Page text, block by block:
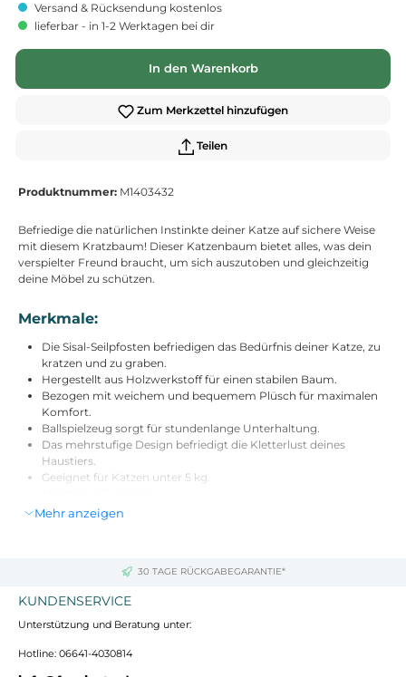
Versand & Rücksendung kostenlos
lieferbar - in 1-2 Werktagen bei dir
In den Warenkorb
Zum Merkzettel hinzufügen
Teilen
Produktnummer: M1403432
Befriedige die natürlichen Instinkte deiner Katze auf sichere Weise
mit diesem Kratzbaum! Dieser Katzenbaum bietet alles, was dein
verspielter Freund braucht, um sich auszutoben und gleichzeitig
deine Möbel zu schützen.
Merkmale:
Die Sisal-Seilpfosten befriedigen das Bedürfnis deiner Katze, zu
kratzen und zu graben.
Hergestellt aus Holzwerkstoff für einen stabilen Baum.
Bezogen mit weichem und bequemem Plüsch für maximalen
Komfort.
Ballspielzeug sorgt für stundenlange Unterhaltung.
Das mehrstufige Design befriedigt die Kletterlust deines
Haustiers.
Geeignet für Katzen unter 5 kg.
Material: Spanplatte, Plüsch (100% Polyester), Sisal
Abmessungen:
Mehr anzeigen
30 TAGE RÜCKGABEGARANTIE*
KUNDENSERVICE
Unterstützung und Beratung unter:
Hotline: 06641-4030814